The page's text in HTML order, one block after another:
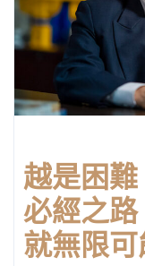
越是困
必經之
就無限